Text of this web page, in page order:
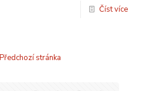
Číst více
Předchozí stránka